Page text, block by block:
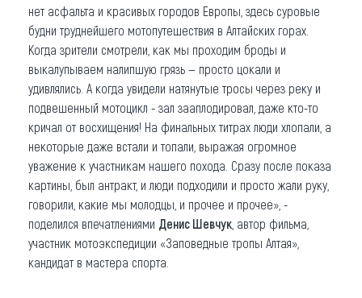
Другие рубрики
нет асфальта и красивых городов Европы, здесь суровые
будни труднейшего мотопутешествия в Алтайских горах.
Когда зрители смотрели, как мы проходим броды и
выкалупываем налипшую грязь — просто цокали и
удивлялись. А когда увидели натянутые тросы через реку и
подвешенный мотоцикл - зал зааплодировал, даже кто-то
кричал от восхищения! На финальных титрах люди хлопали, а
некоторые даже встали и топали, выражая огромное
уважение к участникам нашего похода. Сразу после показа
картины, был антракт, и люди подходили и просто жали руку,
говорили, какие мы молодцы, и прочее и прочее», -
поделился впечатлениями Денис Шевчук , автор фильма,
участник мотоэкспедиции «Заповедные тропы Алтая»,
кандидат в мастера спорта.